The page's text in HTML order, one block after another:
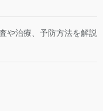
や治療、予防方法を解説